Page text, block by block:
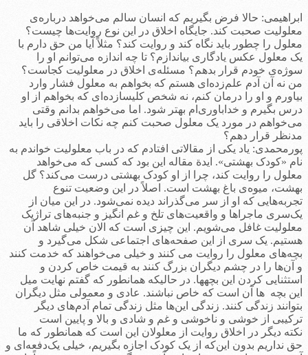
ابراهیمی: حالا فرض بگیریم که انسان سالم می‌خواهد درباره‌ی
معلولیت صحبت کند. جایگاه اخلاق در این نوع روایت‌ها چیست؟
معلول را چطور باید نگاه کند و روایت کند؟ مثلاً آيا من حق دارم با
یک معلول عکس یادگاری بیاندازم؟ تا چه اندازه می‌توانم او را
سوژه‌ی خودم قرار بدهم؟ مسئله‌ی اخلاق در معلولیت کجاست؟
من نه آن آدم علم‌زده­‌ای هستم که بخواهم به معلول فشار وارد
بیاورم و او را درمان کنم، نه شخص کلیسازده­‌ای که بخواهم از او
درس بگیرم و خداباوری‌ام بهتر شود. اما می‌خواهم بدانم وقتی
می‌خواهم در مورد یک معلول صحبت کنم چه نکات اخلاقی را باید
مدنظر قرار دهم؟
پورمحمدی: یاد یکی از مقالاتی افتادم که در باب معلولیت خواندم به
نام «کودک بهشتی». ایدة مقاله این بود که کسی که می‌خواهد
معلول را روایت کند، چرا از او کودک بهشتی درست می‌کند؟ گل
بهشت، میوه‌ی باغ بهشت است. اصلاً در این وضعیت تنوع
تجربه‌هایی که او از سر می‌گذراند دیده ‌نمی‌شود. در این میان از
یک‌سری ماجراها و واقعیت‌های تلخ و غم انگیز و جنبه‌های تراژیک
معلولیت غافل می‌شویم. این چیزی است که الان خیلی شاهد آن
هستیم. یک سری از این صفحه‌های اجتماعی شکل می‌گیرد و
بچه‌های معلول را روایت می کنند و خیلی می‌خواهند که خدمت کنند
و آن‌ها را در چشم دیگران بزرگ کنند به قیمت خاص کردن و
استثنایی کردن این بچه­ها. در حالیکه همانطور که گفتم نهایت میل
این بچه ها آن است که خاص نباشند. عادی و معمولی مثل دیگران
بتوانند زندگی کنند. زندگی این‌ها مثل زندگی تمام آدم‌های دیگر
ترکیبی از خوشی و ناخوشی و غم و شادی و بالا و پایین است
نکته دیگر در اخلاق روایت از معلولان این است که همانطور که ما
حق نداریم بدون این‌که از یک کودک اجازه بگیریم، خیلی یک‌دفعه‌ای و